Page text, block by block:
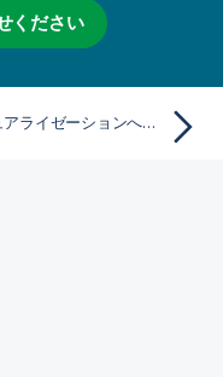
ください
ビジュアライゼーションへのカスタム スタイル指定の適用